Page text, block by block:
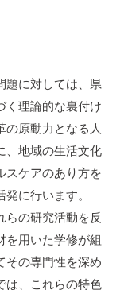
題に対しては、県
く理論的な裏付け
の原動力となる人
、地域の生活文化
スケアのあり方を
に行います。
らの研究活動を反
を用いた学修が組
その専門性を深め
は、これらの特色